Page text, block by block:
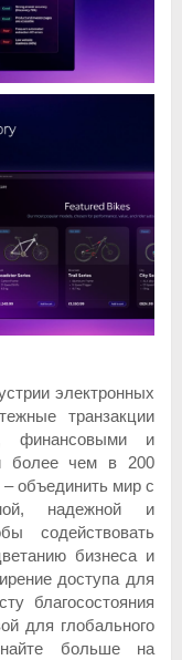
электронных
транзакции
финансовыми и
более чем в 200
объединить мир с
надежной и
содействовать
бизнеса и
доступа для
благосостояния
для глобального
больше на